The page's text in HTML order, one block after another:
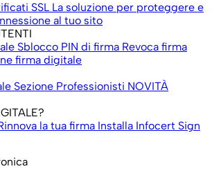
SSL La soluzione per proteggere e
al tuo sito
Sblocco PIN di firma Revoca firma
firma digitale
Sezione Professionisti NOVITÀ
la tua firma Installa Infocert Sign